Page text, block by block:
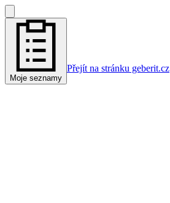
Moje seznamy
Přejít na stránku geberit.cz